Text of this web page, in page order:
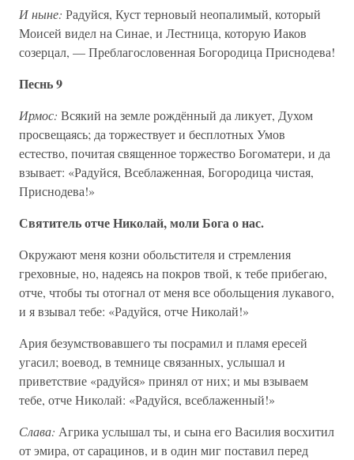
И ныне: Радуйся, Куст терновый неопалимый, который
Моисей видел на Синае, и Лестница, которую Иаков
созерцал, — Преблагословенная Богородица Приснодева!
Песнь 9
Ирмос: Всякий на земле рождённый да ликует, Духом
просвещаясь; да торжествует и бесплотных Умов
естество, почитая священное торжество Богоматери, и да
взывает: «Радуйся, Всеблаженная, Богородица чистая,
Приснодева!»
Святитель отче Николай, моли Бога о нас.
Окружают меня козни обольстителя и стремления
греховные, но, надеясь на покров твой, к тебе прибегаю,
отче, чтобы ты отогнал от меня все обольщения лукавого,
и я взывал тебе: «Радуйся, отче Николай!»
Ария безумствовавшего ты посрамил и пламя ересей
угасил; воевод, в темнице связанных, услышал и
приветствие «радуйся» принял от них; и мы взываем
тебе, отче Николай: «Радуйся, всеблаженный!»
Слава: Агрика услышал ты, и сына его Василия восхитил
от эмира, от сарацинов, и в один миг поставил перед